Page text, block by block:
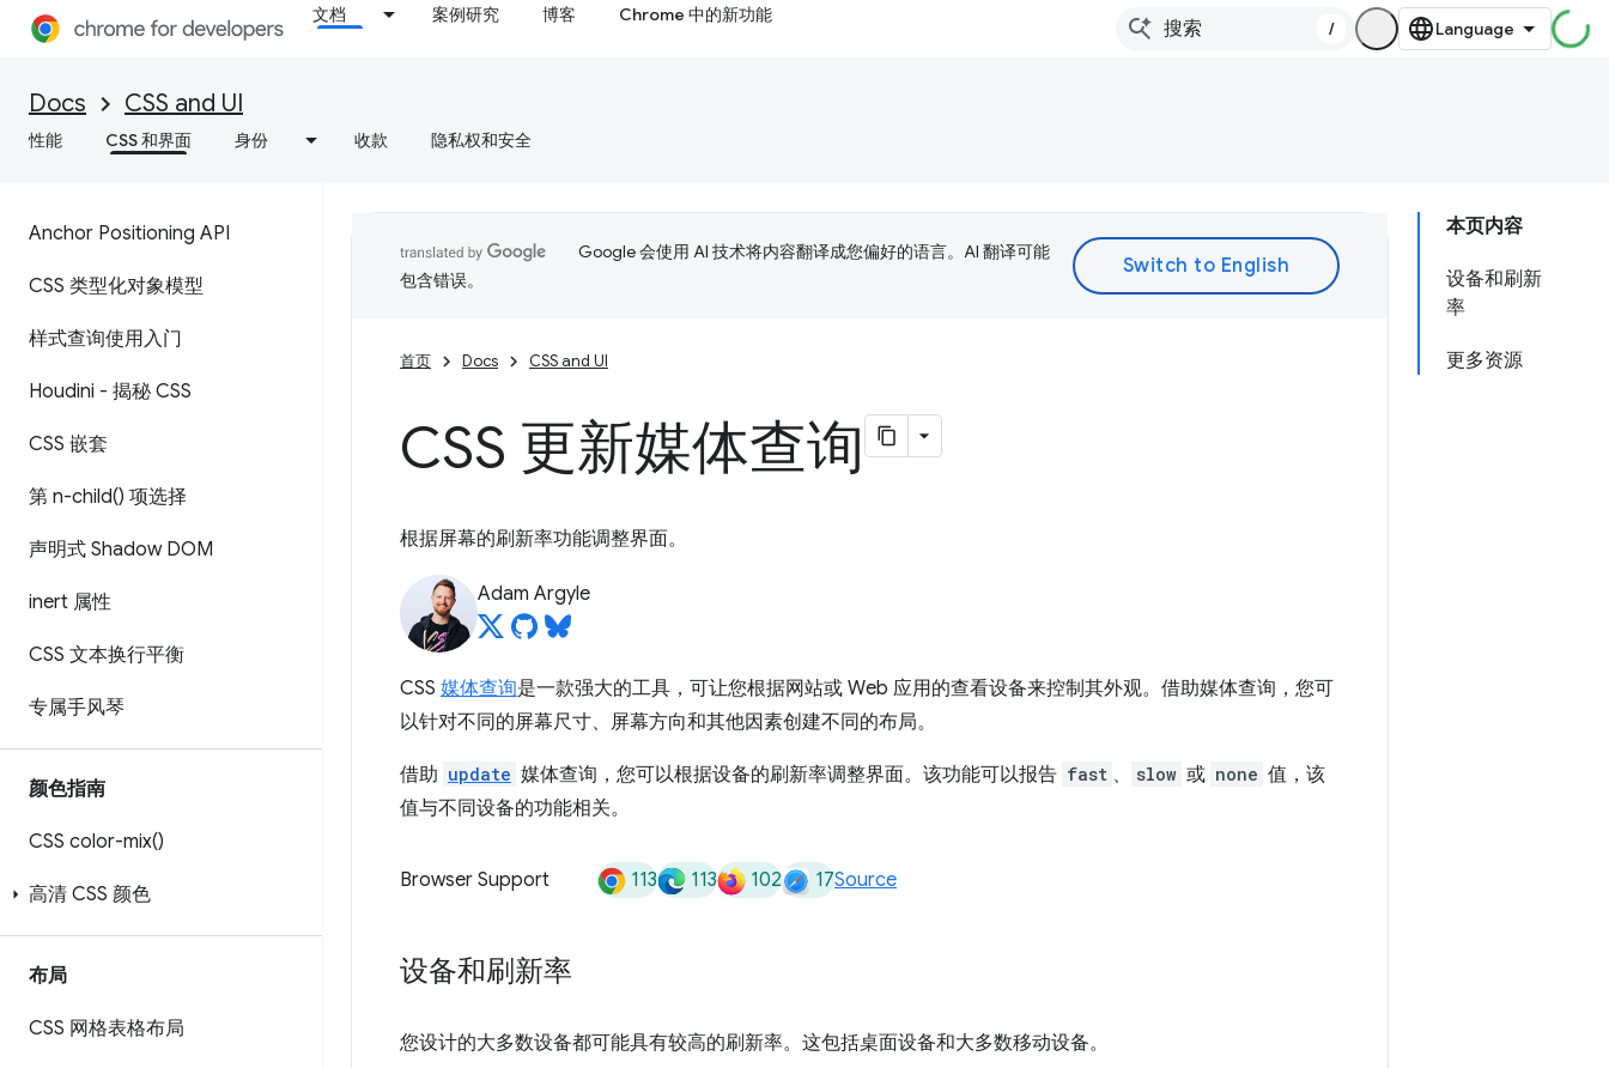
文档 案例研究 博客 Chrome 中的新功能
/
Docs CSS and UI
性能 CSS 和界面 身份 收款 隐私权和安全
Anchor Positioning API
CSS 类型化对象模型
样式查询使用入门
Houdini - 揭秘 CSS
CSS 嵌套
第 n-child() 项选择
声明式 Shadow DOM
inert 属性
CSS 文本换行平衡
专属手风琴
颜色指南
CSS color-mix()
高清 CSS 颜色
布局
CSS 网格表格布局
本页内容
设备和刷新
率
更多资源
Google 会使用 AI 技术将内容翻译成您偏好的语言。AI 翻译可能
包含错误。
首页 Docs CSS and UI
CSS 更新媒体查询
根据屏幕的刷新率功能调整界面。
Adam Argyle
CSS 媒体查询是一款强大的工具，可让您根据网站或 Web 应用的查看设备来控制其外观。借助媒体查询，您可
以针对不同的屏幕尺寸、屏幕方向和其他因素创建不同的布局。
借助 update 媒体查询，您可以根据设备的刷新率调整界面。该功能可以报告 fast 、 slow 或 none 值，该
值与不同设备的功能相关。
Browser Support 113 113 102 17Source
设备和刷新率
您设计的大多数设备都可能具有较高的刷新率。这包括桌面设备和大多数移动设备。